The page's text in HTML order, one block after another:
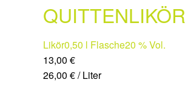
Datenschutzerklärung
QUITTENLIKÖR
Likör0,50 l Flasche20 % Vol.
13,00 €
26,00 €/Liter